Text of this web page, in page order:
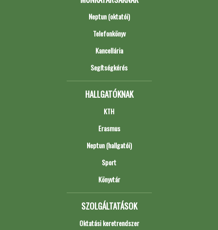
Neptun (oktatói)
Telefonkönyv
Kancellária
Segítségkérés
HALLGATÓKNAK
KTH
Erasmus
Neptun (hallgatói)
Sport
Könyvtár
SZOLGÁLTATÁSOK
Oktatási keretrendszer